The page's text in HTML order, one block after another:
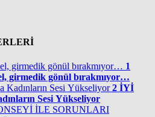
1
girmedik gönül bırakmıyor…
2 İYİ
Sesi Yükseliyor